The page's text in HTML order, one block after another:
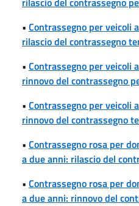
• Contrassegno per veicoli
rilascio del contrassegno
• Contrassegno per veicoli
rinnovo del contrassegno
• Contrassegno per veicoli
rinnovo del contrassegno
• Contrassegno rosa per
a due anni: rilascio del
• Contrassegno rosa per
a due anni: rinnovo del